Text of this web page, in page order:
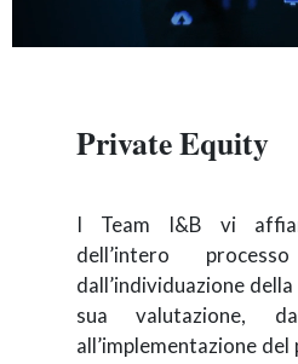
Private Equity
I Team I&B vi
dell’intero
dall’individuazione
sua valutazione,
all’implementazione